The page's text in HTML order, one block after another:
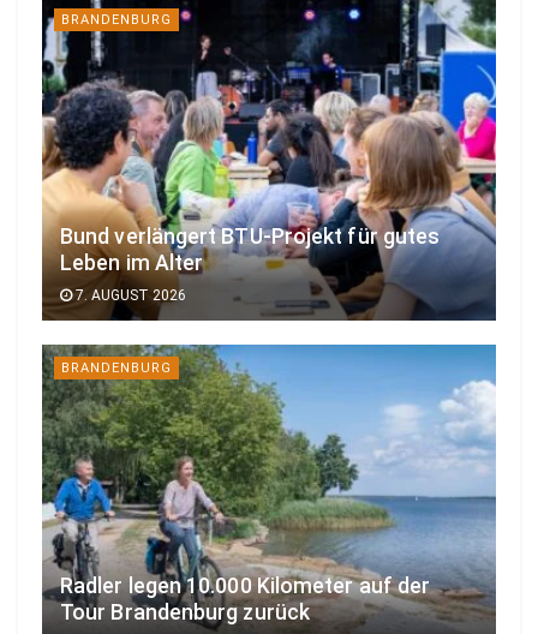
BRANDENBURG
Bund verlängert BTU-Projekt für gutes
Leben im Alter
7. AUGUST 2026
BRANDENBURG
Radler legen 10.000 Kilometer auf der
Tour Brandenburg zurück